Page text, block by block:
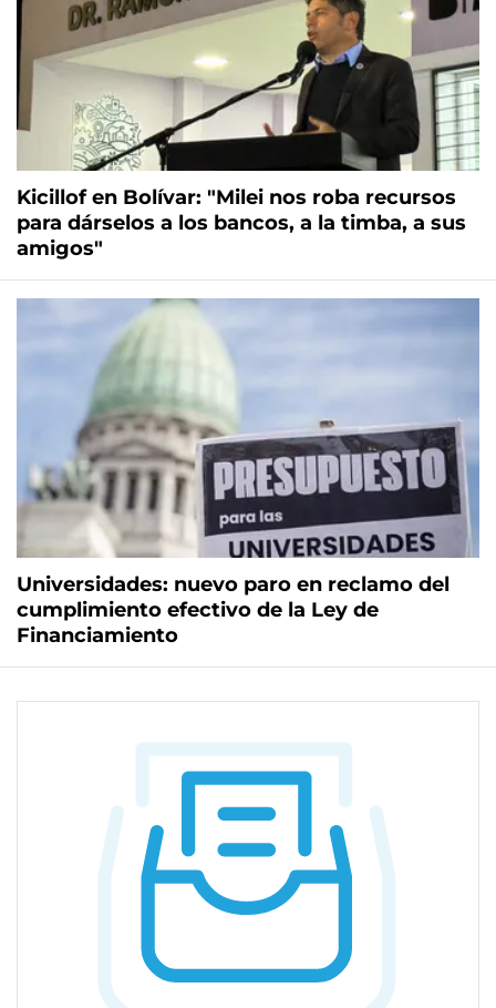
Kicillof en Bolívar: "Milei nos roba recursos
para dárselos a los bancos, a la timba, a sus
amigos"
Universidades: nuevo paro en reclamo del
cumplimiento efectivo de la Ley de
Financiamiento